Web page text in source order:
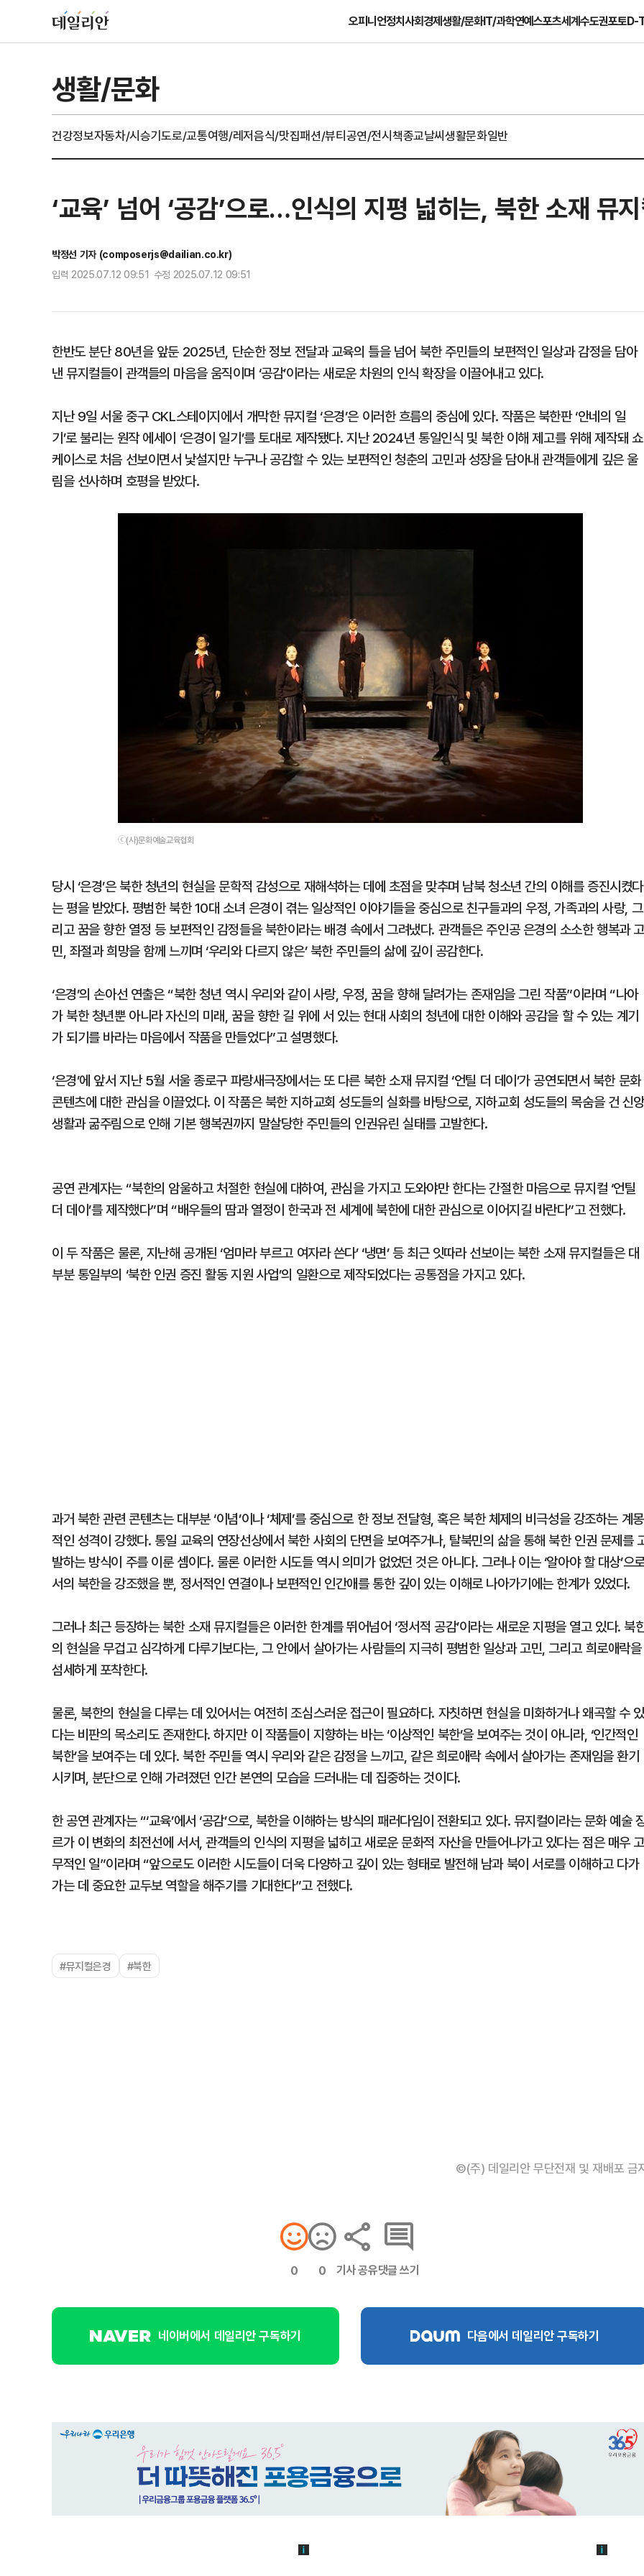
오피니언정치사회경제생활/문화IT/과학연예스포츠세계수도권포토D-
생활/문화
건강정보자동차/시승기도로/교통여행/레저음식/맛집패션/뷰티공연/전시책종교날씨생활문화일반
‘교육’ 넘어 ‘공감’으로…인식의 지평 넓히는, 북한 소재 뮤
박정선 기자 (composerjs@dailian.co.kr)
입력 2025.07.12 09:51 수정 2025.07.12 09:51
한반도 분단 80년을 앞둔 2025년, 단순한 정보 전달과 교육의 틀을 넘어 북한 주민들의 보편적인 일상과 감정을 담아
낸 뮤지컬들이 관객들의 마음을 움직이며 ‘공감’이라는 새로운 차원의 인식 확장을 이끌어내고 있다.
지난 9일 서울 중구 CKL스테이지에서 개막한 뮤지컬 ‘은경’은 이러한 흐름의 중심에 있다. 작품은 북한판 ‘안네의 일
기’로 불리는 원작 에세이 ‘은경이 일기’를 토대로 제작됐다. 지난 2024년 통일인식 및 북한 이해 제고를 위해 제작돼 쇼
케이스로 처음 선보이면서 낯설지만 누구나 공감할 수 있는 보편적인 청춘의 고민과 성장을 담아내 관객들에게 깊은 울
림을 선사하며 호평을 받았다.
ⓒ(사)문화예술교육협회
당시 ‘은경’은 북한 청년의 현실을 문학적 감성으로 재해석하는 데에 초점을 맞추며 남북 청소년 간의 이해를 증진시켰다
는 평을 받았다. 평범한 북한 10대 소녀 은경이 겪는 일상적인 이야기들을 중심으로 친구들과의 우정, 가족과의 사랑, 그
리고 꿈을 향한 열정 등 보편적인 감정들을 북한이라는 배경 속에서 그려냈다. 관객들은 주인공 은경의 소소한 행복과
민, 좌절과 희망을 함께 느끼며 ‘우리와 다르지 않은’ 북한 주민들의 삶에 깊이 공감한다.
‘은경’의 손아선 연출은 “북한 청년 역시 우리와 같이 사랑, 우정, 꿈을 향해 달려가는 존재임을 그린 작품”이라며 “나아
가 북한 청년뿐 아니라 자신의 미래, 꿈을 향한 길 위에 서 있는 현대 사회의 청년에 대한 이해와 공감을 할 수 있는 계기
가 되기를 바라는 마음에서 작품을 만들었다”고 설명했다.
‘은경’에 앞서 지난 5월 서울 종로구 파랑새극장에서는 또 다른 북한 소재 뮤지컬 ‘언틸 더 데이’가 공연되면서 북한 문화
콘텐츠에 대한 관심을 이끌었다. 이 작품은 북한 지하교회 성도들의 실화를 바탕으로, 지하교회 성도들의 목숨을 건 신
생활과 굶주림으로 인해 기본 행복권까지 말살당한 주민들의 인권유린 실태를 고발한다.
공연 관계자는 “북한의 암울하고 처절한 현실에 대하여, 관심을 가지고 도와야만 한다는 간절한 마음으로 뮤지컬 ‘언틸
더 데이’를 제작했다”며 “배우들의 땀과 열정이 한국과 전 세계에 북한에 대한 관심으로 이어지길 바란다”고 전했다.
이 두 작품은 물론, 지난해 공개된 ‘엄마라 부르고 여자라 쓴다’ ‘냉면’ 등 최근 잇따라 선보이는 북한 소재 뮤지컬들은 대
부분 통일부의 ‘북한 인권 증진 활동 지원 사업’의 일환으로 제작되었다는 공통점을 가지고 있다.
과거 북한 관련 콘텐츠는 대부분 ‘이념’이나 ‘체제’를 중심으로 한 정보 전달형, 혹은 북한 체제의 비극성을 강조하는 계몽
적인 성격이 강했다. 통일 교육의 연장선상에서 북한 사회의 단면을 보여주거나, 탈북민의 삶을 통해 북한 인권 문제를
발하는 방식이 주를 이룬 셈이다. 물론 이러한 시도들 역시 의미가 없었던 것은 아니다. 그러나 이는 ‘알아야 할 대상’으
서의 북한을 강조했을 뿐, 정서적인 연결이나 보편적인 인간애를 통한 깊이 있는 이해로 나아가기에는 한계가 있었다.
그러나 최근 등장하는 북한 소재 뮤지컬들은 이러한 한계를 뛰어넘어 ‘정서적 공감’이라는 새로운 지평을 열고 있다. 북
의 현실을 무겁고 심각하게 다루기보다는, 그 안에서 살아가는 사람들의 지극히 평범한 일상과 고민, 그리고 희로애락을
섬세하게 포착한다.
물론, 북한의 현실을 다루는 데 있어서는 여전히 조심스러운 접근이 필요하다. 자칫하면 현실을 미화하거나 왜곡할 수
다는 비판의 목소리도 존재한다. 하지만 이 작품들이 지향하는 바는 ‘이상적인 북한’을 보여주는 것이 아니라, ‘인간적인
북한’을 보여주는 데 있다. 북한 주민들 역시 우리와 같은 감정을 느끼고, 같은 희로애락 속에서 살아가는 존재임을 환기
시키며, 분단으로 인해 가려졌던 인간 본연의 모습을 드러내는 데 집중하는 것이다.
한 공연 관계자는 “‘교육’에서 ‘공감’으로, 북한을 이해하는 방식의 패러다임이 전환되고 있다. 뮤지컬이라는 문화 예술
르가 이 변화의 최전선에 서서, 관객들의 인식의 지평을 넓히고 새로운 문화적 자산을 만들어나가고 있다는 점은 매우
무적인 일”이라며 “앞으로도 이러한 시도들이 더욱 다양하고 깊이 있는 형태로 발전해 남과 북이 서로를 이해하고 다가
가는 데 중요한 교두보 역할을 해주기를 기대한다”고 전했다.
#뮤지컬은경 #북한
©(주) 데일리안 무단전재 및 재배포 금
0 0 기사 공유댓글 쓰기
네이버에서 데일리안 구독하기 다음에서 데일리안 구독하기